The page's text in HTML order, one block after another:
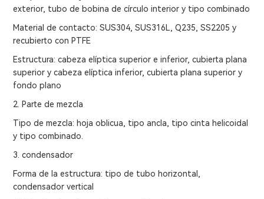
exterior, tubo de bobina de círculo interior y tipo combinado
Material de contacto: SUS304, SUS316L, Q235, SS2205 y
recubierto con PTFE
Estructura: cabeza elíptica superior e inferior, cubierta plana
superior y cabeza elíptica inferior, cubierta plana superior y
fondo plano
2. Parte de mezcla
Tipo de mezcla: hoja oblicua, tipo ancla, tipo cinta helicoidal
y tipo combinado.
3. condensador
Forma de la estructura: tipo de tubo horizontal,
condensador vertical